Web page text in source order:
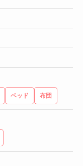
ベッド 布団